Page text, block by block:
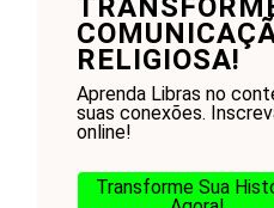
RELIGIOSA!
Aprenda Libras no
suas conexões.
online!
Transforme Sua